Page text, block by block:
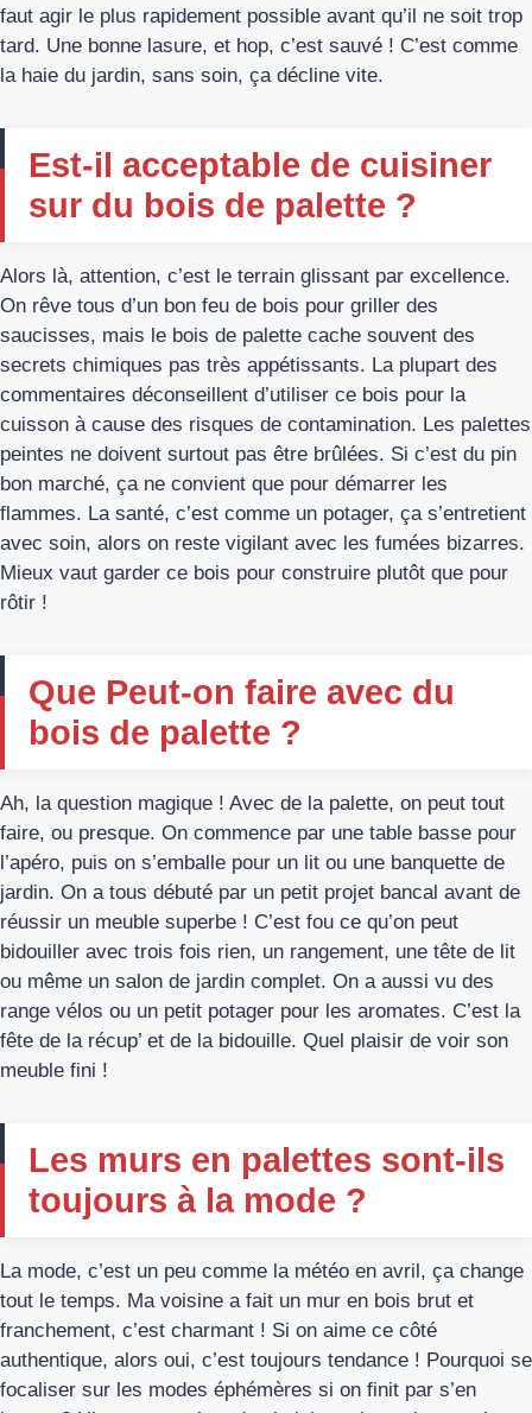
faut agir le plus rapidement possible avant qu’il ne soit trop
tard. Une bonne lasure, et hop, c’est sauvé ! C’est comme
la haie du jardin, sans soin, ça décline vite.
Est-il acceptable de cuisiner
sur du bois de palette ?
Alors là, attention, c’est le terrain glissant par excellence.
On rêve tous d’un bon feu de bois pour griller des
saucisses, mais le bois de palette cache souvent des
secrets chimiques pas très appétissants. La plupart des
commentaires déconseillent d’utiliser ce bois pour la
cuisson à cause des risques de contamination. Les palettes
peintes ne doivent surtout pas être brûlées. Si c’est du pin
bon marché, ça ne convient que pour démarrer les
flammes. La santé, c’est comme un potager, ça s’entretient
avec soin, alors on reste vigilant avec les fumées bizarres.
Mieux vaut garder ce bois pour construire plutôt que pour
rôtir !
Que Peut-on faire avec du
bois de palette ?
Ah, la question magique ! Avec de la palette, on peut tout
faire, ou presque. On commence par une table basse pour
l’apéro, puis on s’emballe pour un lit ou une banquette de
jardin. On a tous débuté par un petit projet bancal avant de
réussir un meuble superbe ! C’est fou ce qu’on peut
bidouiller avec trois fois rien, un rangement, une tête de lit
ou même un salon de jardin complet. On a aussi vu des
range vélos ou un petit potager pour les aromates. C’est la
fête de la récup’ et de la bidouille. Quel plaisir de voir son
meuble fini !
Les murs en palettes sont-ils
toujours à la mode ?
La mode, c’est un peu comme la météo en avril, ça change
tout le temps. Ma voisine a fait un mur en bois brut et
franchement, c’est charmant ! Si on aime ce côté
authentique, alors oui, c’est toujours tendance ! Pourquoi se
focaliser sur les modes éphémères si on finit par s’en